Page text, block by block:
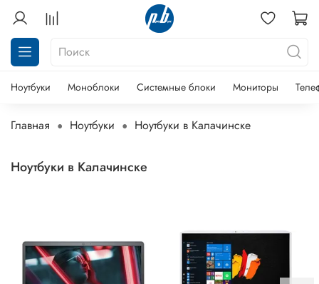
Ноутбуки Моноблоки Системные блоки Мониторы
Главная Ноутбуки Ноутбуки в Калачинске
Ноутбуки в Калачинске